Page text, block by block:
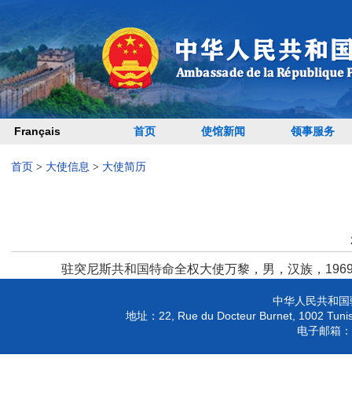
Français 首页 使馆新闻 领事服务
首页 > 大使信息 > 大使简历
驻突尼斯共和国特命全权大使万黎，男，汉族，
中华人民共和
地址： 22, Rue du Docteur Burnet, 1002
电子邮箱：